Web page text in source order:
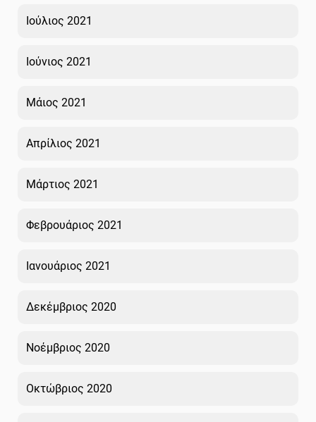
Ιούλιος 2021
Ιούνιος 2021
Μάιος 2021
Απρίλιος 2021
Μάρτιος 2021
Φεβρουάριος 2021
Ιανουάριος 2021
Δεκέμβριος 2020
Νοέμβριος 2020
Οκτώβριος 2020